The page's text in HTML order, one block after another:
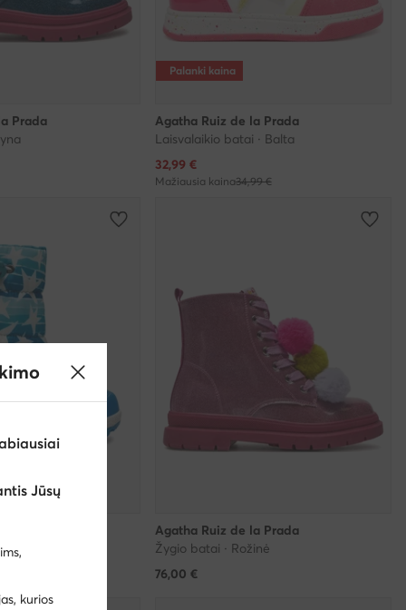
Prada
Palanki kaina
Agatha Ruiz de la Prada
Laisvalaikio batai · Balta
Dabartinė kaina
32,99 €
Mažiausia kaina34,99 €
Agatha Ruiz de la Prada
Žygio batai · Rožinė
76,00 €
Jūsų
kurios